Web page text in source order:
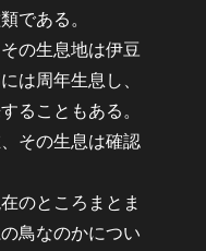
である。
の生息地は伊豆
は周年生息し、
ることもある。
その生息は確認
のところまとま
鳥なのかについ